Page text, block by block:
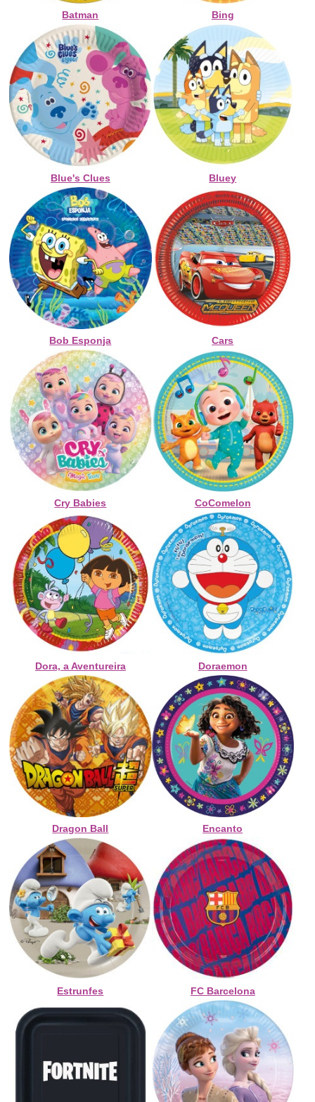
Batman Bing
Blue's Clues Bluey
Bob Esponja Cars
Cry Babies CoComelon
Dora, a Aventureira Doraemon
Dragon Ball Encanto
Estrunfes FC Barcelona